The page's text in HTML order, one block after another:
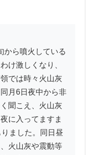
け激しくなり、
では時々火山灰
月6日夜中から非
聞こえ、火山灰
に入ってますま
ました。同日昼
火山灰や震動等